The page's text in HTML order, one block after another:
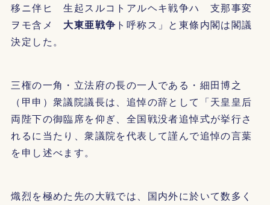
移ニ伴ヒ 生起スルコトアルヘキ戦争ハ 支那事変
ヲモ含メ 大東亜戦争 ト呼称ス」と東條内閣は閣議
決定した。
三権の一角・立法府の長の一人である・細田博之
（甲申）衆議院議長は、追悼の辞として「天皇皇后
両陛下の御臨席を仰ぎ、全国戦没者追悼式が挙行さ
れるに当たり、衆議院を代表して謹んで追悼の言葉
を申し述べます。
熾烈を極めた先の大戦では、国内外に於いて数多く